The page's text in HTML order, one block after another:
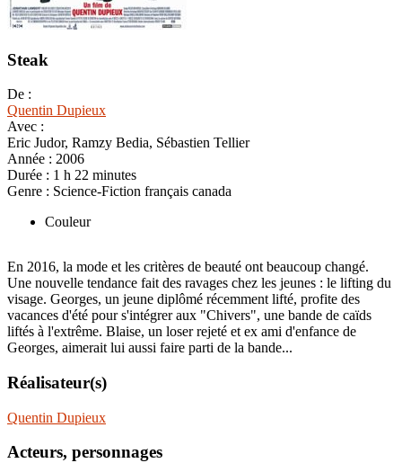
Steak
De :
Quentin Dupieux
Avec :
Eric Judor, Ramzy Bedia, Sébastien Tellier
Année : 2006
Durée : 1 h 22 minutes
Genre : Science-Fiction français canada
Couleur
En 2016, la mode et les critères de beauté ont beaucoup changé.
Une nouvelle tendance fait des ravages chez les jeunes : le lifting du
visage. Georges, un jeune diplômé récemment lifté, profite des
vacances d'été pour s'intégrer aux "Chivers", une bande de caïds
liftés à l'extrême. Blaise, un loser rejeté et ex ami d'enfance de
Georges, aimerait lui aussi faire parti de la bande...
Réalisateur(s)
Quentin Dupieux
Acteurs, personnages